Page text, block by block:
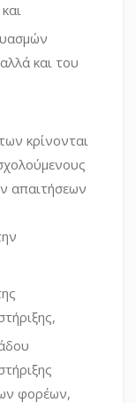
και του
κρίνονται
απαιτήσεων
φορέων,